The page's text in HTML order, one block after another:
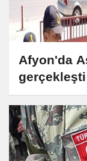
Afyon'da